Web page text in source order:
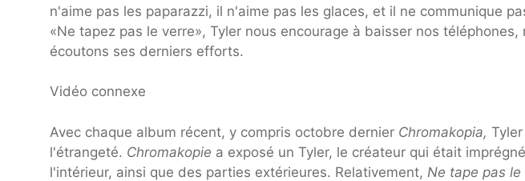
n'aime pas les paparazzi, il n'aime pas les glaces, et il ne communique
«Ne tapez pas le verre», Tyler nous encourage à baisser nos
écoutons ses derniers efforts.
Vidéo connexe
Avec chaque album récent, y compris octobre dernier Chromakopia,
l'étrangeté. Chromakopie a exposé un Tyler, le créateur qui était
l'intérieur, ainsi que des parties extérieures. Relativement, Ne tape pas le